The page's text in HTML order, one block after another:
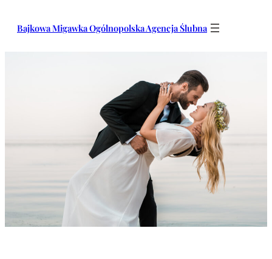
Bajkowa Migawka Ogólnopolska Agencja Ślubna